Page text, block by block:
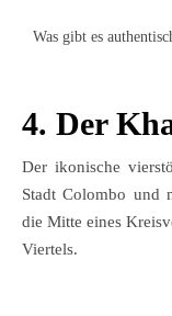
Was gibt es
4. Der
Der ikonische
Stadt Colombo und
die Mitte eines
Viertels.